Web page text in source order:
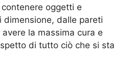
oggetti e
dimensione, dalle pareti
la massima cura e
di tutto ciò che si sta